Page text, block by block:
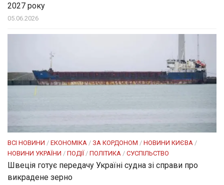
2027 року
05.06.2026
ВСІ НОВИНИ / ЕКОНОМІКА / ЗА КОРДОНОМ / НОВИНИ КИЄВА /
НОВИНИ УКРАЇНИ / ПОДІЇ/ ПОЛІТИКА / СУСПІЛЬСТВО
Швеція готує передачу Україні судна зі справи про
викрадене зерно